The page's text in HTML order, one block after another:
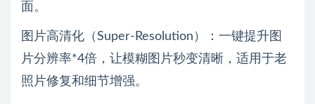
面。
图片高清化（Super-Resolution）：一键提升图
片分辨率*4倍，让模糊图片秒变清晰，适用于老
照片修复和细节增强。